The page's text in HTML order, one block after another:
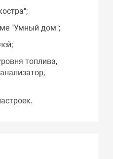
"Умный дом";
топлива,